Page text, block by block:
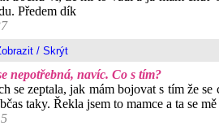
Předem dík
nepotřebná, navíc. Co s tím?
se zeptala, jak mám bojovat s tím že
taky. Řekla jsem to mamce a ta se